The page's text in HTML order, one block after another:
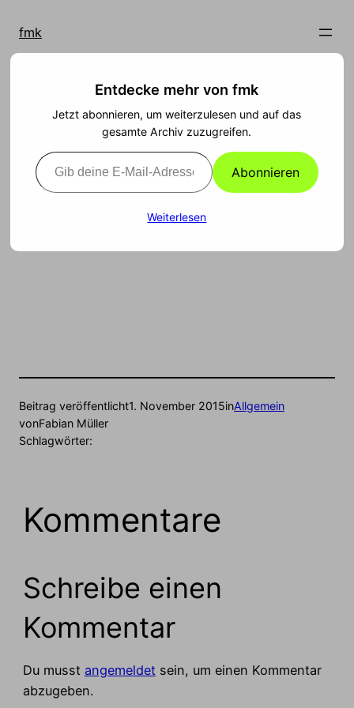
Inhalt
springen
fmk
Willkommen in Berlin!
View onPath
Beitrag veröffentlicht1. November 2015inAllgemein
vonFabian Müller
Schlagwörter:
Kommentare
Schreibe einen
Kommentar
Du musst angemeldetsein, um einen Kommentar
abzugeben.
Entdecke mehr von fmk
Jetzt abonnieren, um weiterzulesen und auf das
gesamte Archiv zuzugreifen.
Gib deine E-Mail-Adresse ein ...
Abonnieren
Weiterlesen